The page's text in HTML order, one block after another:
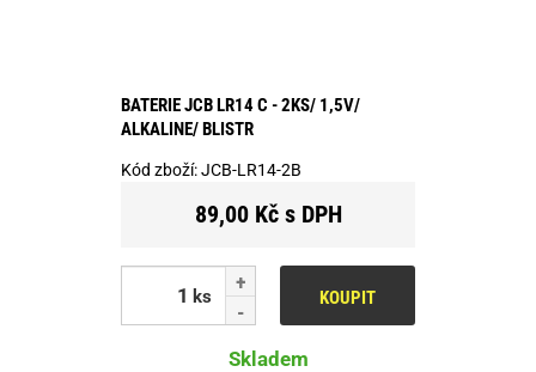
BATERIE JCB LR14 C - 2KS/ 1,5V/
ALKALINE/ BLISTR
Kód zboží:JCB-LR14-2B
89,00 Kč s DPH
ks KOUPIT
Skladem